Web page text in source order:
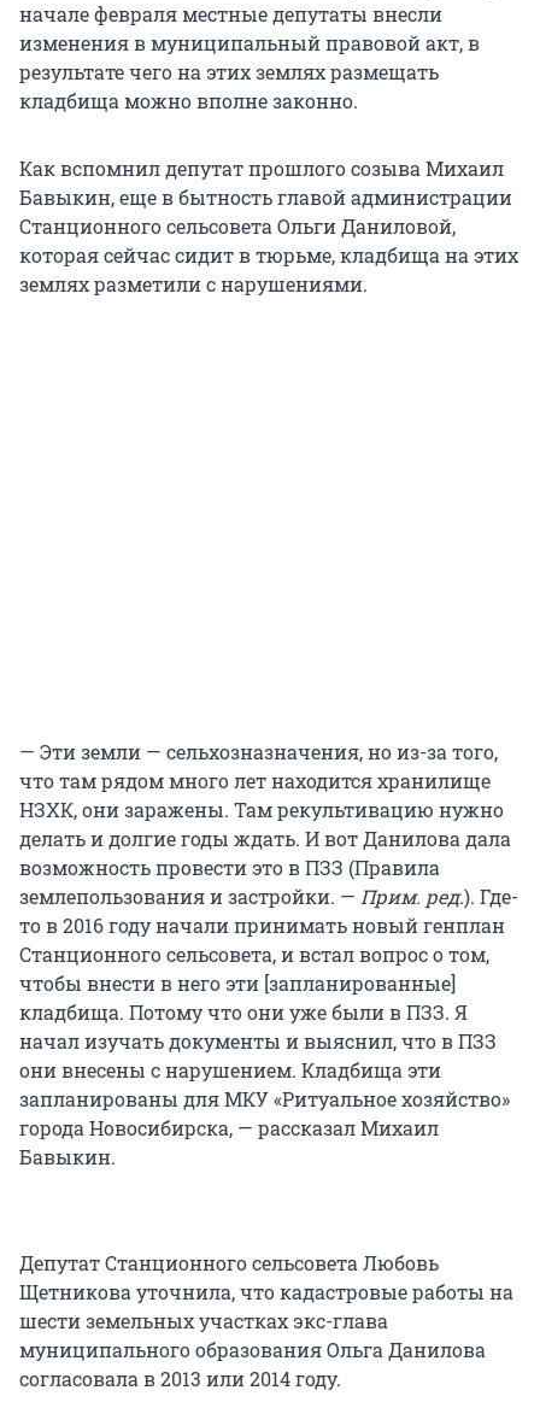
начале февраля местные депутаты внесли
изменения в муниципальный правовой акт, в
результате чего на этих землях размещать
кладбища можно вполне законно.
Как вспомнил депутат прошлого созыва Михаил
Бавыкин, еще в бытность главой администрации
Станционного сельсовета Ольги Даниловой,
которая сейчас сидит в тюрьме, кладбища на этих
землях разметили с нарушениями.
— Эти земли — сельхозназначения, но из-за того,
что там рядом много лет находится хранилище
НЗХК, они заражены. Там рекультивацию нужно
делать и долгие годы ждать. И вот Данилова дала
возможность провести это в ПЗЗ (Правила
землепользования и застройки. — Прим. ред.). Где-
то в 2016 году начали принимать новый генплан
Станционного сельсовета, и встал вопрос о том,
чтобы внести в него эти [запланированные]
кладбища. Потому что они уже были в ПЗЗ. Я
начал изучать документы и выяснил, что в ПЗЗ
они внесены с нарушением. Кладбища эти
запланированы для МКУ «Ритуальное хозяйство»
города Новосибирска, — рассказал Михаил
Бавыкин.
Депутат Станционного сельсовета Любовь
Щетникова уточнила, что кадастровые работы на
шести земельных участках экс-глава
муниципального образования Ольга Данилова
согласовала в 2013 или 2014 году.